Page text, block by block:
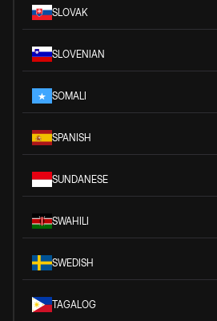
SLOVAK
SLOVENIAN
SOMALI
SPANISH
SUNDANESE
SWAHILI
SWEDISH
TAGALOG